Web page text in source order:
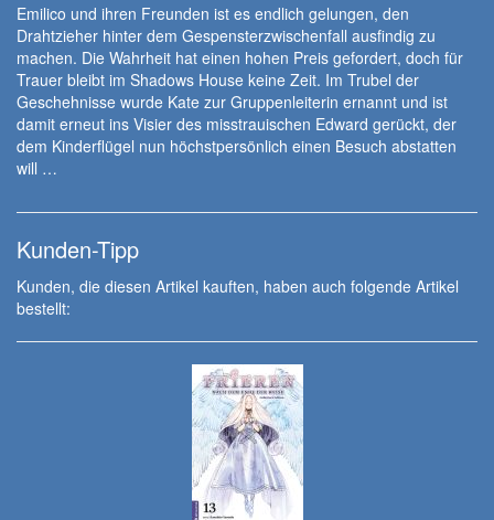
Emilico und ihren Freunden ist es endlich gelungen, den
Drahtzieher hinter dem Gespensterzwischenfall ausfindig zu
machen. Die Wahrheit hat einen hohen Preis gefordert, doch für
Trauer bleibt im Shadows House keine Zeit. Im Trubel der
Geschehnisse wurde Kate zur Gruppenleiterin ernannt und ist
damit erneut ins Visier des misstrauischen Edward gerückt, der
dem Kinderflügel nun höchstpersönlich einen Besuch abstatten
will …
Kunden-Tipp
Kunden, die diesen Artikel kauften, haben auch folgende Artikel
bestellt: